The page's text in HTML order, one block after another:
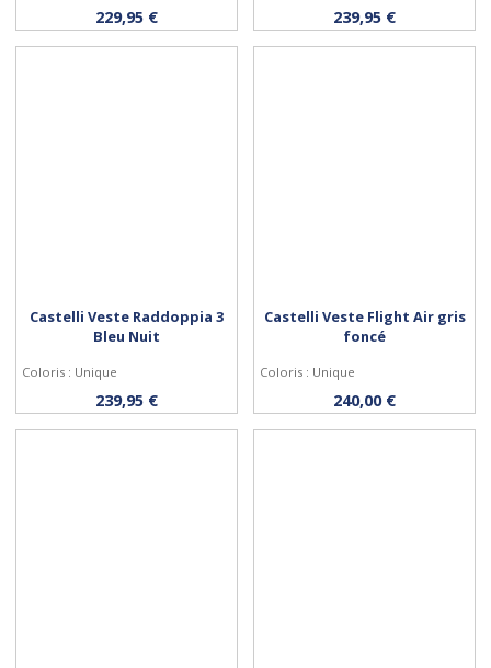
Personnaliser
229,95 € Personnaliser
239,95 €
Personnaliser
Castelli Veste Raddoppia 3
Bleu Nuit
Coloris : Unique
239,95 € Personnaliser
Castelli Veste Flight Air gris
foncé
Coloris : Unique
240,00 €